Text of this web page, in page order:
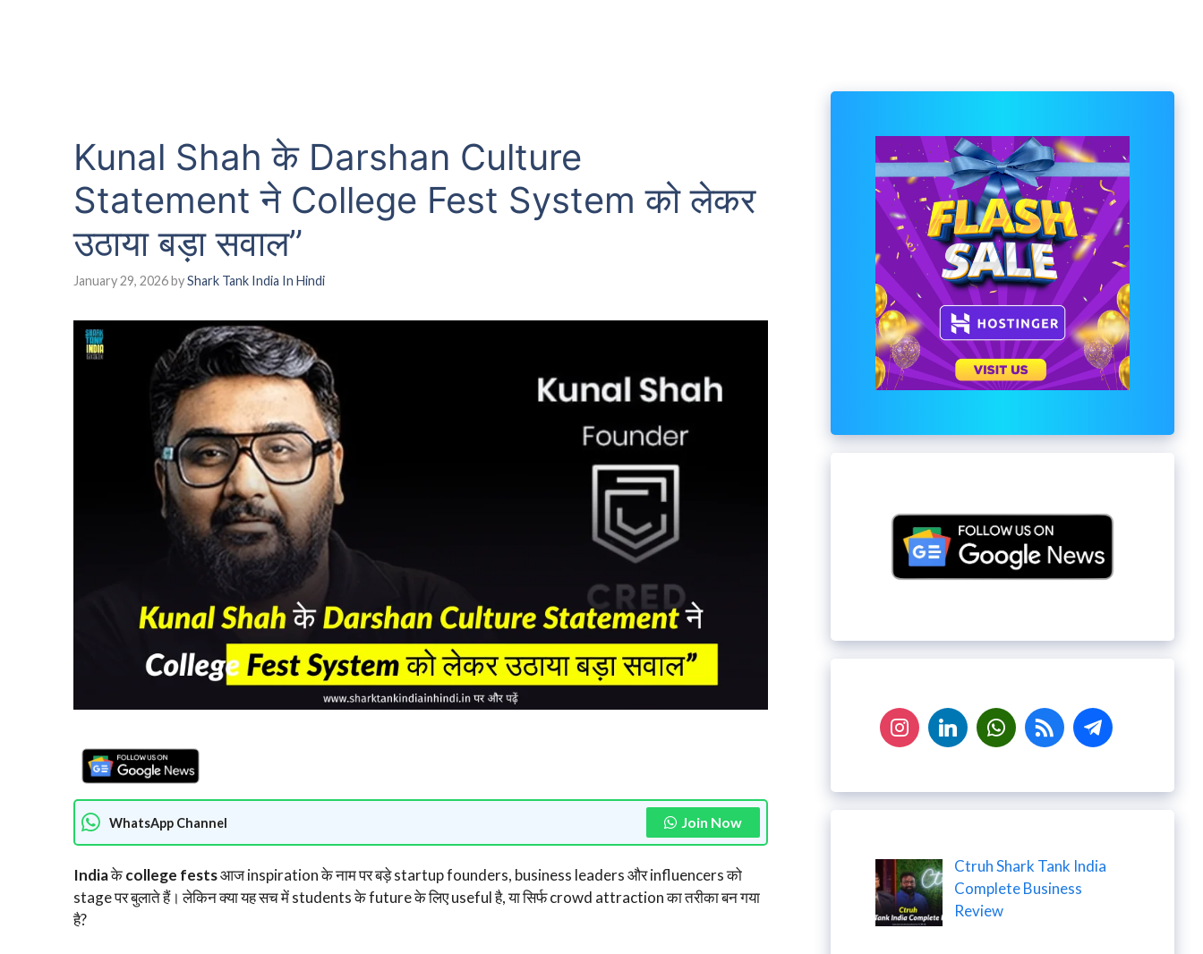
Kunal Shah के Darshan Culture
Statement ने College Fest System को लेकर
उठाया बड़ा सवाल”
January 29, 2026byShark Tank India In Hindi
WhatsApp Channel Join Now
Indiaकेcollege festsआज inspiration के नाम पर बड़े startup founders, business leaders और influencers को
stage पर बुलाते हैं। लेकिन क्या यह सच में students के future के लिए useful है, या सिर्फ crowd attraction का तरीका बन गया
है?
Ctruh Shark Tank India
Complete Business
Review